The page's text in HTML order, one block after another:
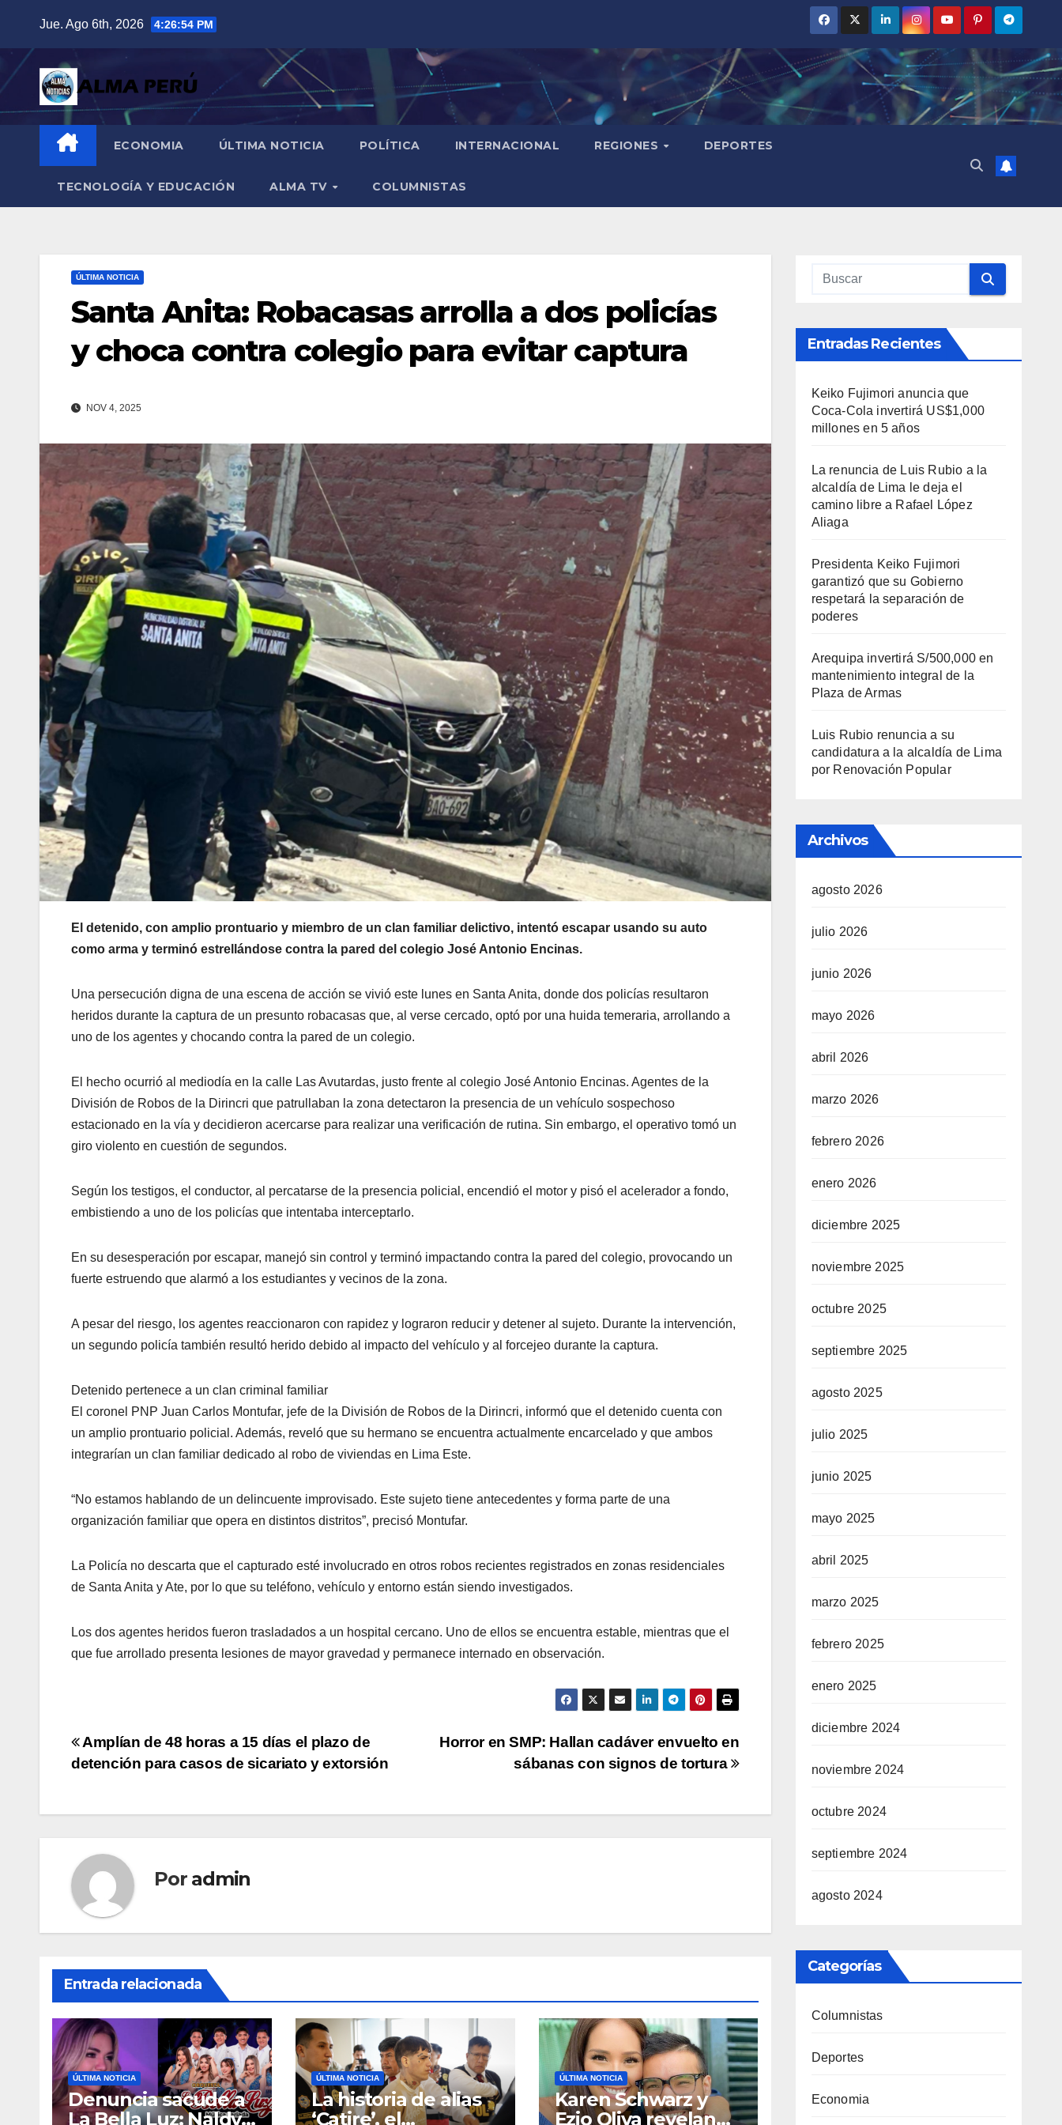
contenido
Jue. Ago 6th, 2026 4:26:55 PM
ECONOMIA ÚLTIMA NOTICIA POLÍTICA INTERNACIONAL REGIONES DEPORTES
TECNOLOGÍA Y EDUCACIÓN ALMA TV COLUMNISTAS
ÚLTIMA NOTICIA
Santa Anita: Robacasas arrolla a dos policías
y choca contra colegio para evitar captura
NOV 4, 2025
El detenido, con amplio prontuario y miembro de un clan familiar delictivo, intentó escapar usando su auto
como arma y terminó estrellándose contra la pared del colegio José Antonio Encinas.
Una persecución digna de una escena de acción se vivió este lunes en Santa Anita, donde dos policías resultaron
heridos durante la captura de un presunto robacasas que, al verse cercado, optó por una huida temeraria, arrollando a
uno de los agentes y chocando contra la pared de un colegio.
El hecho ocurrió al mediodía en la calle Las Avutardas, justo frente al colegio José Antonio Encinas. Agentes de la
División de Robos de la Dirincri que patrullaban la zona detectaron la presencia de un vehículo sospechoso
estacionado en la vía y decidieron acercarse para realizar una verificación de rutina. Sin embargo, el operativo tomó un
giro violento en cuestión de segundos.
Según los testigos, el conductor, al percatarse de la presencia policial, encendió el motor y pisó el acelerador a fondo,
embistiendo a uno de los policías que intentaba interceptarlo.
En su desesperación por escapar, manejó sin control y terminó impactando contra la pared del colegio, provocando un
fuerte estruendo que alarmó a los estudiantes y vecinos de la zona.
A pesar del riesgo, los agentes reaccionaron con rapidez y lograron reducir y detener al sujeto. Durante la intervención,
un segundo policía también resultó herido debido al impacto del vehículo y al forcejeo durante la captura.
Detenido pertenece a un clan criminal familiar
El coronel PNP Juan Carlos Montufar, jefe de la División de Robos de la Dirincri, informó que el detenido cuenta con
un amplio prontuario policial. Además, reveló que su hermano se encuentra actualmente encarcelado y que ambos
integrarían un clan familiar dedicado al robo de viviendas en Lima Este.
“No estamos hablando de un delincuente improvisado. Este sujeto tiene antecedentes y forma parte de una
organización familiar que opera en distintos distritos”, precisó Montufar.
La Policía no descarta que el capturado esté involucrado en otros robos recientes registrados en zonas residenciales
de Santa Anita y Ate, por lo que su teléfono, vehículo y entorno están siendo investigados.
Los dos agentes heridos fueron trasladados a un hospital cercano. Uno de ellos se encuentra estable, mientras que el
que fue arrollado presenta lesiones de mayor gravedad y permanece internado en observación.
Navegación
entradas
Horror en SMP: Hallan cadáver envuelto en
sábanas con signos de tortura
Amplían de 48 horas a 15 días el plazo de
detención para casos de sicariato y extorsión
Por admin
Entrada relacionada
ÚLTIMA NOTICIA
Denuncia sacude a
La Bella Luz: Naldy
ÚLTIMA NOTICIA
La historia de alias
‘Catire’, el
ÚLTIMA NOTICIA
Karen Schwarz y
Ezio Oliva revelan
Entradas Recientes
Keiko Fujimori anuncia que
Coca-Cola invertirá US$1,000
millones en 5 años
La renuncia de Luis Rubio a la
alcaldía de Lima le deja el
camino libre a Rafael López
Aliaga
Presidenta Keiko Fujimori
garantizó que su Gobierno
respetará la separación de
poderes
Arequipa invertirá S/500,000 en
mantenimiento integral de la
Plaza de Armas
Luis Rubio renuncia a su
candidatura a la alcaldía de Lima
por Renovación Popular
Archivos
agosto 2026
julio 2026
junio 2026
mayo 2026
abril 2026
marzo 2026
febrero 2026
enero 2026
diciembre 2025
noviembre 2025
octubre 2025
septiembre 2025
agosto 2025
julio 2025
junio 2025
mayo 2025
abril 2025
marzo 2025
febrero 2025
enero 2025
diciembre 2024
noviembre 2024
octubre 2024
septiembre 2024
agosto 2024
Categorías
Columnistas
Deportes
Economia